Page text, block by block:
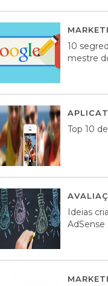
10
mestre
Top 10
Ideias
AdSense